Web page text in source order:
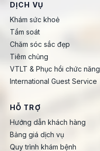
DỊCH VỤ
Khám sức khoẻ
Tầm soát
Chăm sóc sắc đẹp
Tiêm chủng
VTLT & Phục hồi chức năng
International Guest Service
HỖ TRỢ
Hướng dẫn khách hàng
Bảng giá dịch vụ
Quy trình khám bệnh